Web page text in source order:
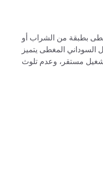
بطبقة من الشراب أو
السوداني المغطى يتميز